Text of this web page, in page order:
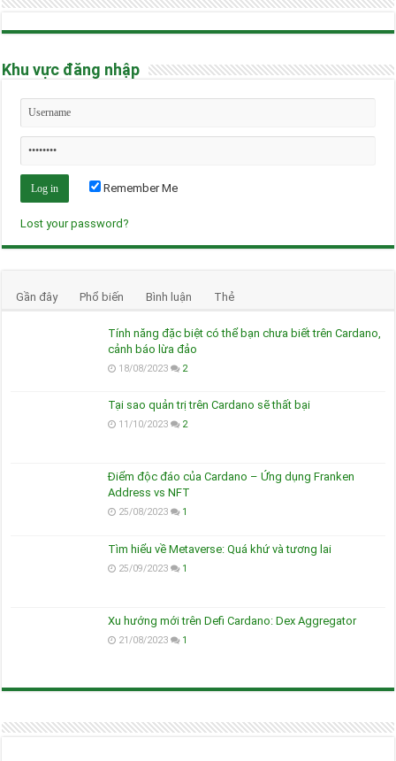
Khu vực đăng nhập
Remember Me
Lost your password?
Gần đây Phổ biến Bình luận Thẻ
Tính năng đặc biệt có thể bạn chưa biết trên Cardano,
cảnh báo lừa đảo
18/08/2023 2
Tại sao quản trị trên Cardano sẽ thất bại
11/10/2023 2
Điểm độc đáo của Cardano – Ứng dụng Franken
Address vs NFT
25/08/2023 1
Tìm hiểu về Metaverse: Quá khứ và tương lai
25/09/2023 1
Xu hướng mới trên Defi Cardano: Dex Aggregator
21/08/2023 1